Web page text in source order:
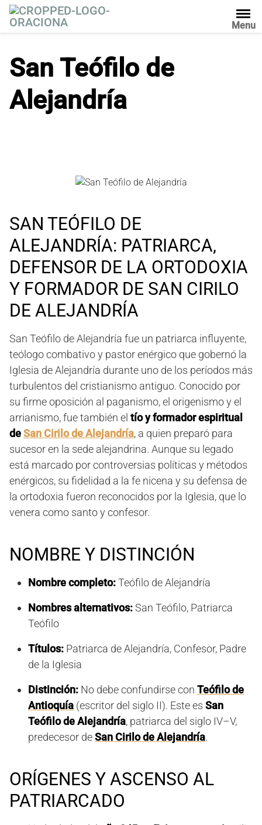
l
Menu
San Teófilo de
Alejandría
SAN TEÓFILO DE
ALEJANDRÍA: PATRIARCA,
DEFENSOR DE LA ORTODOXIA
Y FORMADOR DE SAN CIRILO
DE ALEJANDRÍA
San Teófilo de Alejandría fue un patriarca influyente,
teólogo combativo y pastor enérgico que gobernó la
Iglesia de Alejandría durante uno de los períodos más
turbulentos del cristianismo antiguo. Conocido por
su firme oposición al paganismo, el origenismo y el
arrianismo, fue también el tío y formador espiritual
deSan Cirilo de Alejandría, a quien preparó para
sucesor en la sede alejandrina. Aunque su legado
está marcado por controversias políticas y métodos
enérgicos, su fidelidad a la fe nicena y su defensa de
la ortodoxia fueron reconocidos por la Iglesia, que lo
venera como santo y confesor.
NOMBRE Y DISTINCIÓN
Nombre completo:Teófilo de Alejandría
Nombres alternativos:San Teófilo, Patriarca
Teófilo
Títulos: Patriarca de Alejandría, Confesor, Padre
de la Iglesia
Distinción: No debe confundirse con Teófilo de
Antioquía (escritor del siglo II). Este es San
Teófilo de Alejandría, patriarca del siglo IV–V,
predecesor deSan Cirilo de Alejandría.
ORÍGENES Y ASCENSO AL
PATRIARCADO